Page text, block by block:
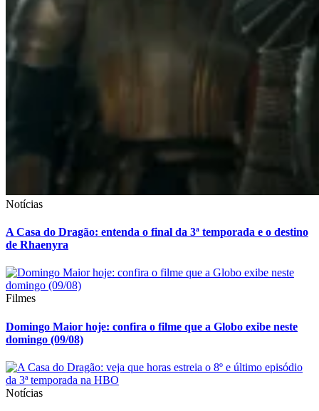
Notícias
A Casa do Dragão: entenda o final da 3ª temporada e o destino
de Rhaenyra
Filmes
Domingo Maior hoje: confira o filme que a Globo exibe neste
domingo (09/08)
Notícias